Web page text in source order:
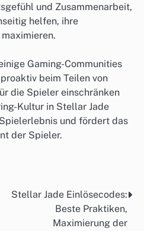
und Zusammenarbeit,
helfen, ihre
Gaming-Communities
beim Teilen von
die Spieler einschränken
Kultur in Stellar Jade
und fördert das
der Spieler.
Stellar Jade Einlösecodes:
Beste Praktiken,
Maximierung der